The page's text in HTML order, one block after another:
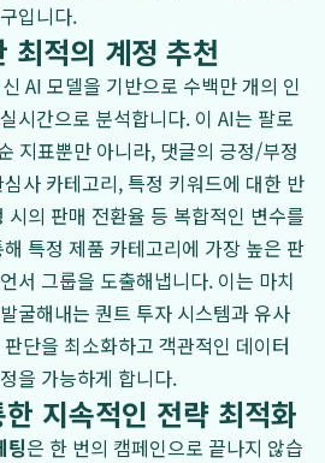
입니다.
최적의 계정 추천
AI 모델을 기반으로 수백만 개의 인
시간으로 분석합니다. 이 AI는 팔로
지표뿐만 아니라, 댓글의 긍정/부정
사 카테고리, 특정 키워드에 대한 반
시의 판매 전환율 등 복합적인 변수를
특정 제품 카테고리에 가장 높은 판
서 그룹을 도출해냅니다. 이는 마치
굴해내는 퀀트 투자 시스템과 유사
단을 최소화하고 객관적인 데이터
을 가능하게 합니다.
지속적인 전략 최적화
팅은 한 번의 캠페인으로 끝나지 않습